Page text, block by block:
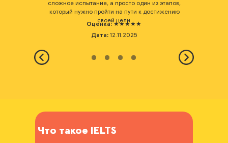
сложное испытание, а просто один из этапов,
который нужно пройти на пути к достижению
своей цели.
Оценка:★★★★★
Дата: 12.11.2025
Что такое IELTS